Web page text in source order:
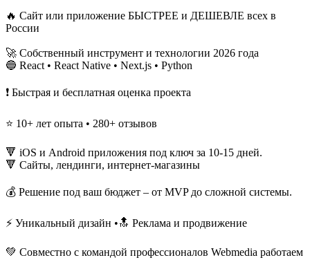
🔥 Сайт или приложение БЫСТРЕЕ и ДЕШЕВЛЕ всех в
России
🚀 Собственный инструмент и технологии 2026 года
🔵 React • React Native • Next.js • Python
❗️ Быстрая и бесплатная оценка проекта
⭐ 10+ лет опыта • 280+ отзывов
🔻 iOS и Android приложения под ключ за 10-15 дней.
🔻 Сайты, лендинги, интернет-магазины
💰 Решение под ваш бюджет – от MVP до сложной системы.
⚡️ Уникальный дизайн •🔝 Реклама и продвижение
💚 Совместно с командой профессионалов Webmedia работаем